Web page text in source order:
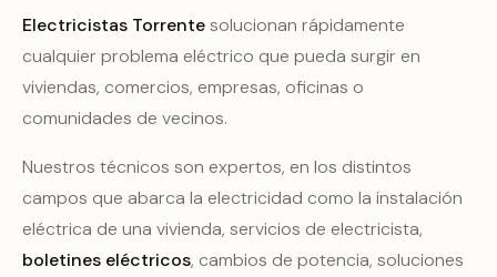
Electricistas Torrentesolucionan rápidamente
cualquier problema eléctrico que pueda surgir en
viviendas, comercios, empresas, oficinas o
comunidades de vecinos.
Nuestros técnicos son expertos, en los distintos
campos que abarca la electricidad como la instalación
eléctrica de una vivienda, servicios de electricista,
boletines eléctricos, cambios de potencia, soluciones